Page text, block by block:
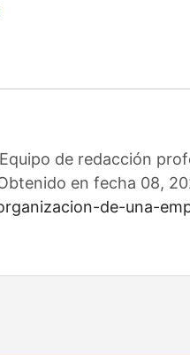
de redacción
en fecha 08,
de-una-